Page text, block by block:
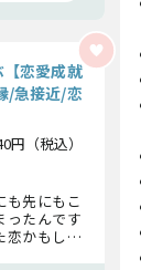
恋愛成就
/急接近/恋
円（税込）
も先にもこ
ったんです
恋かもしれ